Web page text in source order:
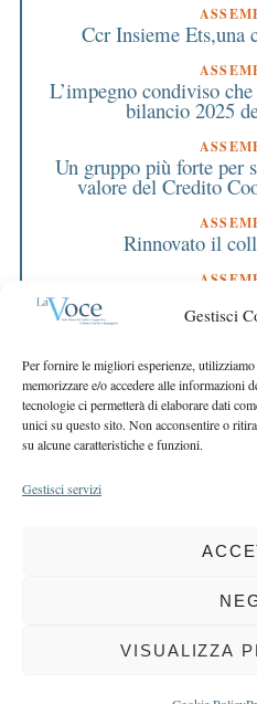
Gestisci
Per fornire le migliori esperienze,
memorizzare e/o accedere alle informazioni
tecnologie ci permetterà di elaborare dati
unici su questo sito. Non acconsentire o
su alcune caratteristiche e funzioni.
Gestisci servizi
VISUALIZZA
Ccr Insieme Ets,una
L’impegno condiviso
bilancio 2025
Un gruppo più forte per
valore del Credito
Rinnovato il
Bilancio approvato
destinati
Crescere
EDITORIALE
Costruire
COPYRIGHT 2025 LA VOCE |
BCC DI